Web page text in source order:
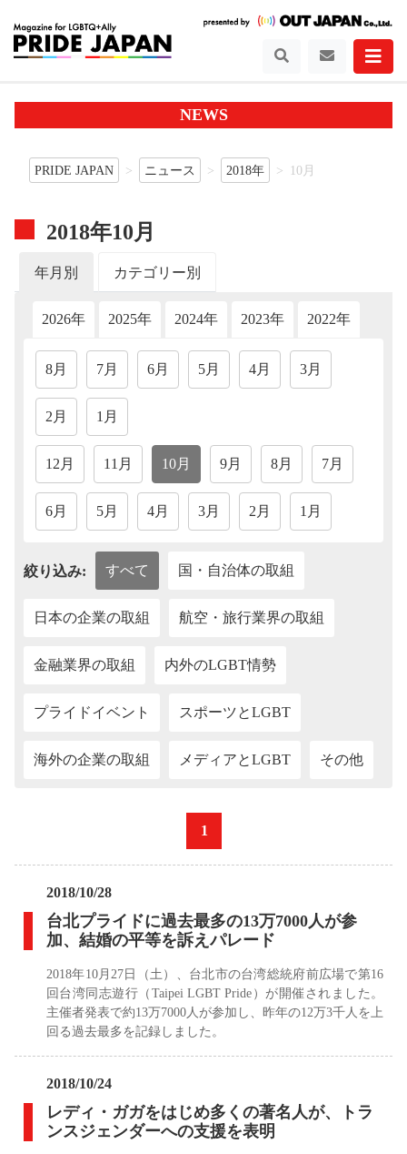
NEWS
PRIDE JAPAN ニュース 2018年 10月
2018年10月
年月別 カテゴリー別
2026年 2025年 2024年 2023年 2022年
8月 7月 6月 5月 4月 3月
2月 1月
12月 11月 10月 9月 8月 7月
6月 5月 4月 3月 2月 1月
絞り込み: すべて 国・自治体の取組
日本の企業の取組 航空・旅行業界の取組
金融業界の取組 内外のLGBT情勢
プライドイベント スポーツとLGBT
海外の企業の取組 メディアとLGBT その他
1
2018/10/28
台北プライドに過去最多の13万7000人が参
加、結婚の平等を訴えパレード
2018年10月27日（土）、台北市の台湾総統府前広場で第16
回台湾同志遊行（Taipei LGBT Pride）が開催されました。
主催者発表で約13万7000人が参加し、昨年の12万3千人を上
回る過去最多を記録しました。
2018/10/24
レディ・ガガをはじめ多くの著名人が、トラ
ンスジェンダーへの支援を表明